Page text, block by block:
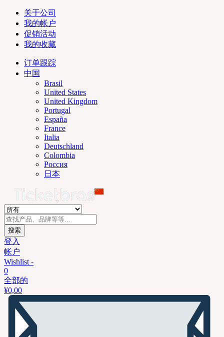
关于公司
我的帐户
促销活动
我的收藏
订单跟踪
中国
Brasil
United States
United Kingdom
Portugal
España
France
Italia
Deutschland
Colombia
Россия
日本
搜索
登入
帐户
Wishlist -
0
全部的
¥0,00